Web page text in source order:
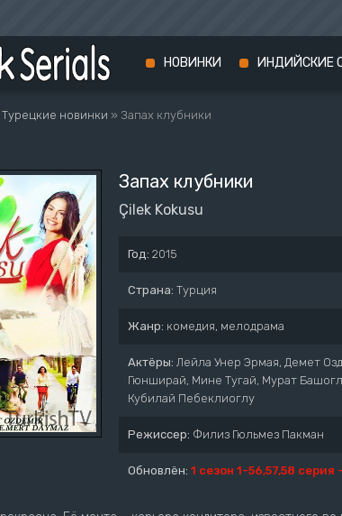
Турецкие новинки » Запах клубники
Запах клубники
Çilek Kokusu
Год: 2015
Страна: Турция
Жанр: комедия, мелодрама
Актёры: Лейла Унер Эрмая, Демет
Гюнширай, Мине Тугай, Мурат
Кубилай Пебеклиоглу
Режиссер: Филиз Гюльмез Пакман
Обновлён: 1 сезон 1-56,57,58
НОВИНКИ ИНДИЙСКИЕ